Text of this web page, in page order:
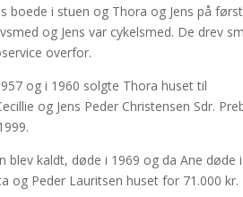
boede i stuen og Thora og Jens på
og Jens var cykelsmed. De drev
overfor.
og i 1960 solgte Thora huset til
og Jens Peder Christensen Sdr.
blev kaldt, døde i 1969 og da Ane døde
og Peder Lauritsen huset for 71.000 kr.